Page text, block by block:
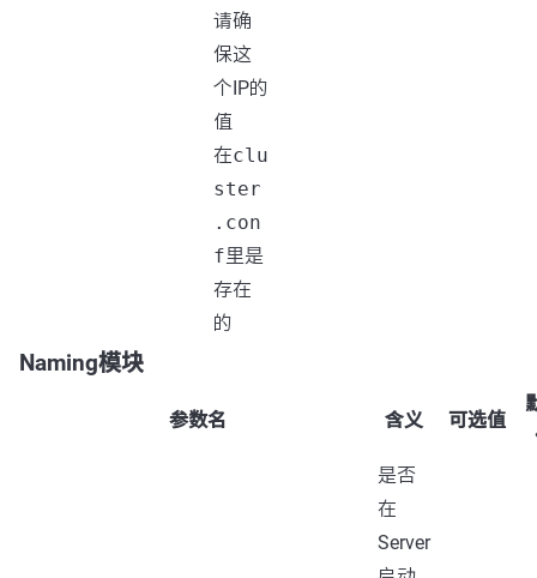
请确
保这
个IP的
值
在clu
ster
.con
f里是
存在
的
Naming模块
参数名 含义 可选值
是否
在
Server